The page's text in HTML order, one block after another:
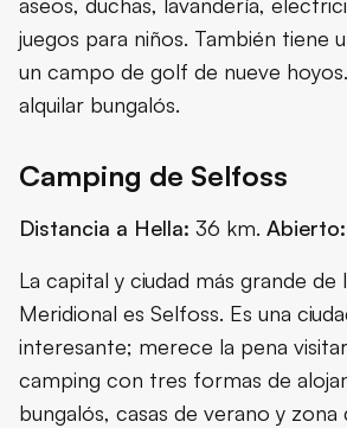
juegos para niños. También tiene
un campo de golf de nueve
alquilar bungalós.
Camping de Selfoss
Distancia a Hella: 36 km. Abierto:
La capital y ciudad más grande de
Meridional es Selfoss. Es una
interesante; merece la pena
camping con tres formas de
bungalós, casas de verano y zona